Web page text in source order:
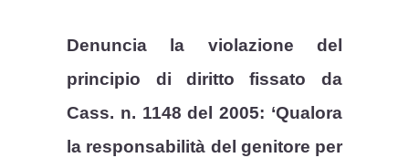
Denuncia la violazione del
principio di diritto fissato da
Cass. n. 1148 del 2005: ‘Qualora
la responsabilità del genitore per